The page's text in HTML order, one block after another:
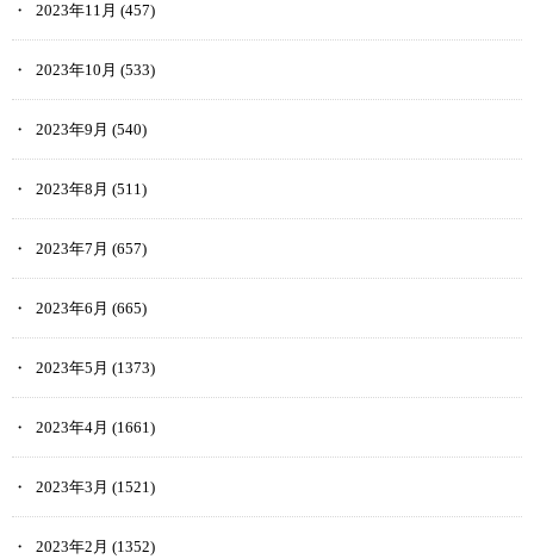
2023年11月 (457)
2023年10月 (533)
2023年9月 (540)
2023年8月 (511)
2023年7月 (657)
2023年6月 (665)
2023年5月 (1373)
2023年4月 (1661)
2023年3月 (1521)
2023年2月 (1352)